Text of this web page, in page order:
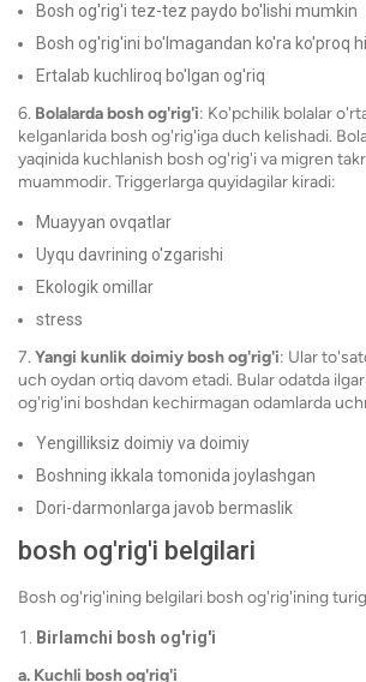
Bosh og'rig'i tez-tez paydo bo'lishi mumkin
Bosh og'rig'ini bo'lmagandan ko'ra ko'proq
Ertalab kuchliroq bo'lgan og'riq
6. Bolalarda bosh og'rig'i: Ko'pchilik bolalar
kelganlarida bosh og'rig'iga duch kelishadi.
yaqinida kuchlanish bosh og'rig'i va migren
muammodir. Triggerlarga quyidagilar kiradi:
Muayyan ovqatlar
Uyqu davrining o'zgarishi
Ekologik omillar
stress
7. Yangi kunlik doimiy bosh og'rig'i: Ular
uch oydan ortiq davom etadi. Bular odatda
og'rig'ini boshdan kechirmagan odamlarda
Yengilliksiz doimiy va doimiy
Boshning ikkala tomonida joylashgan
Dori-darmonlarga javob bermaslik
bosh og'rig'i belgilari
Bosh og'rig'ining belgilari bosh og'rig'ining
Birlamchi bosh og'rig'i
a. Kuchli bosh og'rig'i